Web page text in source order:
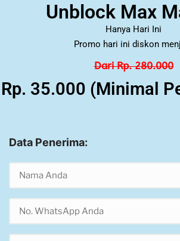
Unblock Max
Hanya Hari Ini
Promo hari ini diskon
Dari Rp. 280.000
Rp. 35.000 (Minimal
Data Penerima: